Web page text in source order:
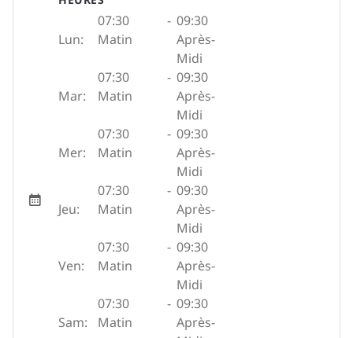
Lun:
07:30
Matin
- 09:30
Après-
Midi
Mar:
07:30
Matin
- 09:30
Après-
Midi
Mer:
07:30
Matin
- 09:30
Après-
Midi
Jeu:
07:30
Matin
- 09:30
Après-
Midi
Ven:
07:30
Matin
- 09:30
Après-
Midi
Sam:
07:30
Matin
- 09:30
Après-